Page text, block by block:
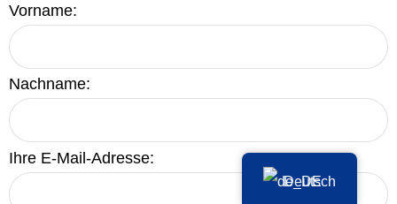
Deutsch
Vorname:
Nachname:
Ihre E-Mail-Adresse: